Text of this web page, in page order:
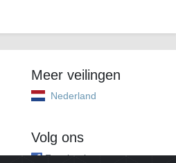
Meer veilingen
Nederland
Volg ons
Facebook